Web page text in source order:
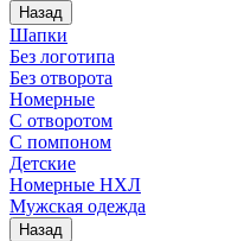
Назад
Шапки
Без логотипа
Без отворота
Номерные
С отворотом
С помпоном
Детские
Номерные НХЛ
Мужская одежда
Назад